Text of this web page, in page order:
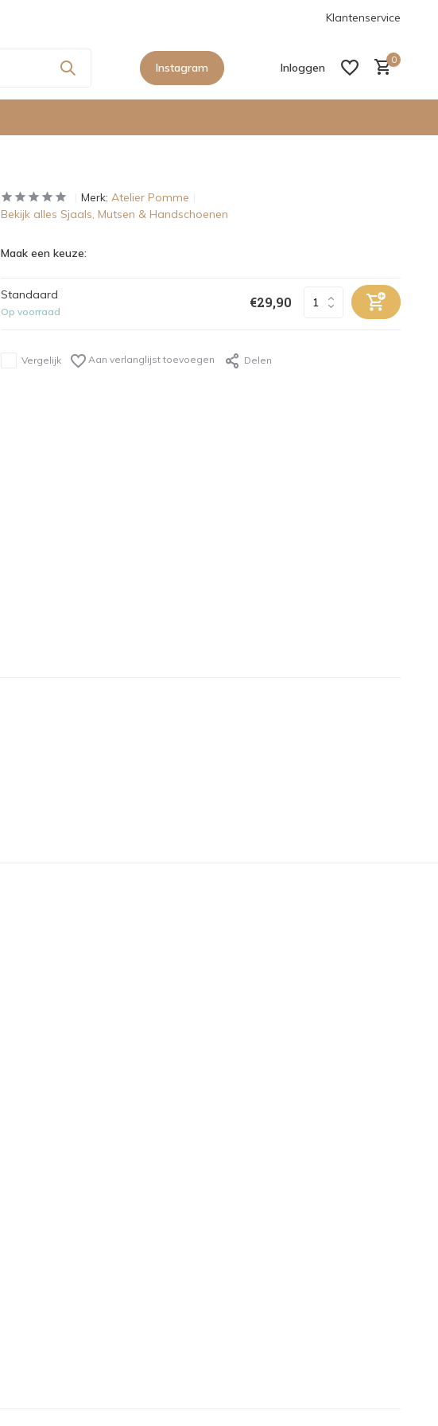
De nieuwe collecties zijn binnen,
Klantenservice
Instagram Inloggen
0
Merk: Atelier Pomme
Bekijk alles Sjaals, Mutsen & Handschoenen
Maak een keuze:
Standaard
Op voorraad
€29,90
Vergelijk Aan verlanglijst toevoegen Delen